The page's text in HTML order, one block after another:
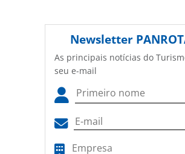
Newsletter
As principais notícias do
seu e-mail